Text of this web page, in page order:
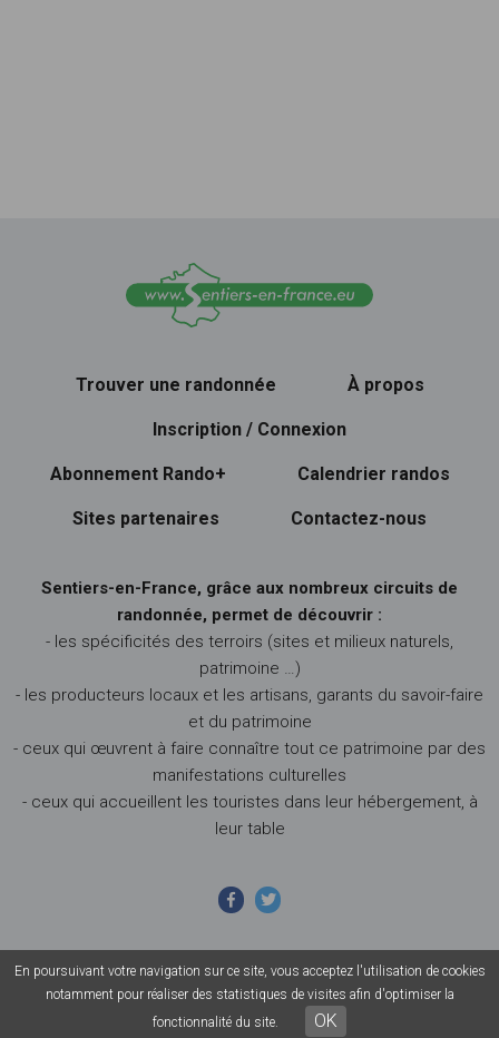
Trouver une randonnée À propos
Inscription / Connexion
Abonnement Rando+ Calendrier randos
Sites partenaires Contactez-nous
Sentiers-en-France, grâce aux nombreux circuits de
randonnée, permet de découvrir :
- les spécificités des terroirs (sites et milieux naturels,
patrimoine …)
- les producteurs locaux et les artisans, garants du savoir-faire
et du patrimoine
- ceux qui œuvrent à faire connaître tout ce patrimoine par des
manifestations culturelles
- ceux qui accueillent les touristes dans leur hébergement, à
leur table
© 2026 Sentiers en France - Tous droits réservés - Photos non
Mentions légales-CGU
En poursuivant votre navigation sur ce site, vous acceptez l'utilisation de cookies
notamment pour réaliser des statistiques de visites afin d'optimiser la
fonctionnalité du site.
OK